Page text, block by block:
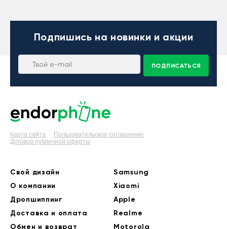
Подпишись на новинки и акции
ПОДПИСАТЬСЯ
Карта сайта
Пользовательское соглашение
Договор публичной оферты
Свой дизайн
О компании
Дропшиппинг
Доставка и оплата
Обмен и возврат
Samsung
Xiaomi
Apple
Realme
Motorola